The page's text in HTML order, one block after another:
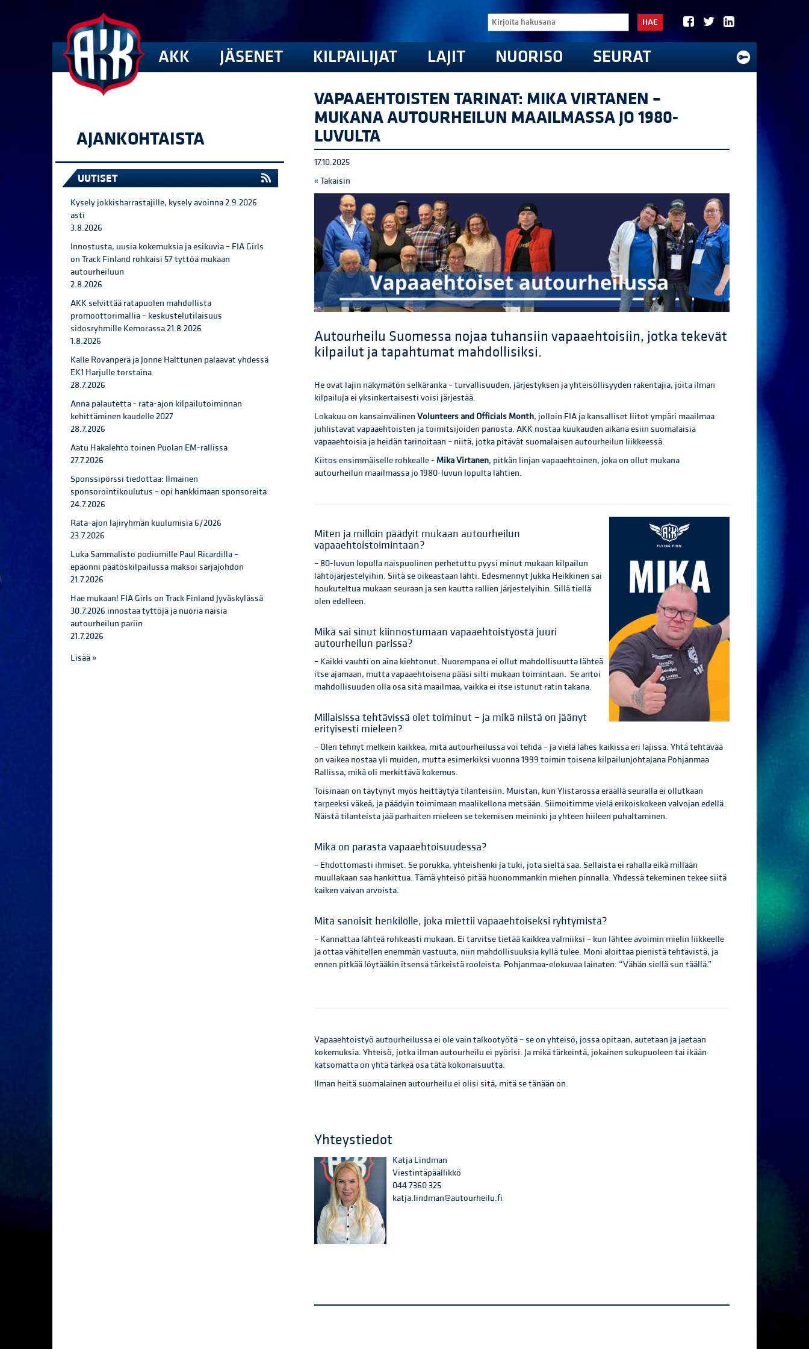
HAE
AKK JÄSENET KILPAILIJAT LAJIT NUORISO SEURAT
AJANKOHTAISTA
UUTISET
Kysely jokkisharrastajille, kysely avoinna 2.9.2026
asti
3.8.2026
Innostusta, uusia kokemuksia ja esikuvia – FIA Girls
on Track Finland rohkaisi 57 tyttöä mukaan
autourheiluun
2.8.2026
AKK selvittää ratapuolen mahdollista
promoottorimallia – keskustelutilaisuus
sidosryhmille Kemorassa 21.8.2026
1.8.2026
Kalle Rovanperä ja Jonne Halttunen palaavat yhdessä
EK1 Harjulle torstaina
28.7.2026
Anna palautetta - rata-ajon kilpailutoiminnan
kehittäminen kaudelle 2027
28.7.2026
Aatu Hakalehto toinen Puolan EM-rallissa
27.7.2026
Sponssipörssi tiedottaa: Ilmainen
sponsorointikoulutus – opi hankkimaan sponsoreita
24.7.2026
Rata-ajon lajiryhmän kuulumisia 6/2026
23.7.2026
Luka Sammalisto podiumille Paul Ricardilla –
epäonni päätöskilpailussa maksoi sarjajohdon
21.7.2026
Hae mukaan! FIA Girls on Track Finland Jyväskylässä
30.7.2026 innostaa tyttöjä ja nuoria naisia
autourheilun pariin
21.7.2026
Lisää »
VAPAAEHTOISTEN TARINAT: MIKA VIRTANEN –
MUKANA AUTOURHEILUN MAAILMASSA JO 1980-
LUVULTA
17.10.2025
« Takaisin
Autourheilu Suomessa nojaa tuhansiin vapaaehtoisiin, jotka tekevät
kilpailut ja tapahtumat mahdollisiksi.
He ovat lajin näkymätön selkäranka – turvallisuuden, järjestyksen ja yhteisöllisyyden rakentajia, joita ilman
kilpailuja ei yksinkertaisesti voisi järjestää.
Lokakuu on kansainvälinen Volunteers and Officials Month, jolloin FIA ja kansalliset liitot ympäri maailmaa
juhlistavat vapaaehtoisten ja toimitsijoiden panosta. AKK nostaa kuukauden aikana esiin suomalaisia
vapaaehtoisia ja heidän tarinoitaan – niitä, jotka pitävät suomalaisen autourheilun liikkeessä.
Kiitos ensimmäiselle rohkealle - Mika Virtanen, pitkän linjan vapaaehtoinen, joka on ollut mukana
autourheilun maailmassa jo 1980-luvun lopulta lähtien.
Miten ja milloin päädyit mukaan autourheilun
vapaaehtoistoimintaan?
– 80-luvun lopulla naispuolinen perhetuttu pyysi minut mukaan kilpailun
lähtöjärjestelyihin. Siitä se oikeastaan lähti. Edesmennyt Jukka Heikkinen sai
houkuteltua mukaan seuraan ja sen kautta rallien järjestelyihin. Sillä tiellä
olen edelleen.
Mikä sai sinut kiinnostumaan vapaaehtoistyöstä juuri
autourheilun parissa?
– Kaikki vauhti on aina kiehtonut. Nuorempana ei ollut mahdollisuutta lähteä
itse ajamaan, mutta vapaaehtoisena pääsi silti mukaan toimintaan. Se antoi
mahdollisuuden olla osa sitä maailmaa, vaikka ei itse istunut ratin takana.
Millaisissa tehtävissä olet toiminut – ja mikä niistä on jäänyt
erityisesti mieleen?
– Olen tehnyt melkein kaikkea, mitä autourheilussa voi tehdä – ja vielä lähes kaikissa eri lajissa. Yhtä tehtävää
on vaikea nostaa yli muiden, mutta esimerkiksi vuonna 1999 toimin toisena kilpailunjohtajana Pohjanmaa
Rallissa, mikä oli merkittävä kokemus.
Toisinaan on täytynyt myös heittäytyä tilanteisiin. Muistan, kun Ylistarossa eräällä seuralla ei ollutkaan
tarpeeksi väkeä, ja päädyin toimimaan maalikel­lona metsään. Siimoitimme vielä erikoiskokeen valvojan edellä.
Näistä tilanteista jää parhaiten mieleen se tekemisen meininki ja yhteen hiileen puhaltaminen.
Mikä on parasta vapaaehtoisuudessa?
– Ehdottomasti ihmiset. Se porukka, yhteishenki ja tuki, jota sieltä saa. Sellaista ei rahalla eikä millään
muullakaan saa hankittua. Tämä yhteisö pitää huonommankin miehen pinnalla. Yhdessä tekeminen tekee siitä
kaiken vaivan arvoista.
Mitä sanoisit henkilölle, joka miettii vapaaehtoiseksi ryhtymistä?
– Kannattaa lähteä rohkeasti mukaan. Ei tarvitse tietää kaikkea valmiiksi – kun lähtee avoimin mielin liikkeelle
ja ottaa vähitellen enemmän vastuuta, niin mahdollisuuksia kyllä tulee. Moni aloittaa pienistä tehtävistä, ja
ennen pitkää löytääkin itsensä tärkeistä rooleista. Pohjanmaa-elokuvaa lainaten: “Vähän siellä sun täällä.”
Vapaaehtoistyö autourheilussa ei ole vain talkootyötä – se on yhteisö, jossa opitaan, autetaan ja jaetaan
kokemuksia. Yhteisö, jotka ilman autourheilu ei pyörisi. Ja mikä tärkeintä, jokainen sukupuoleen tai ikään
katsomatta on yhtä tärkeä osa tätä kokonaisuutta.
Ilman heitä suomalainen autourheilu ei olisi sitä, mitä se tänään on.
Yhteystiedot
Katja Lindman
Viestintäpäällikkö
044 7360 325
katja.lindman@autourheilu.fi